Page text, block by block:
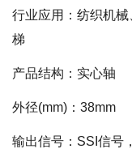
行业应用：纺织机
梯
产品结构：实心轴
外径(mm)：38mm
输出信号：SSI信号